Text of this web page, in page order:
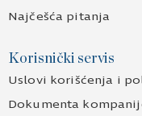
Najčešća pitanja
Korisnički servis
Uslovi korišćenja i
Dokumenta